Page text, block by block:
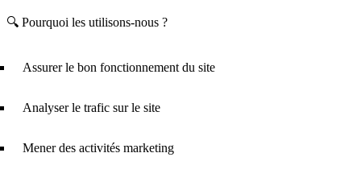
🔍 Pourquoi les utilisons-nous ?
Assurer le bon fonctionnement du site
Analyser le trafic sur le site
Mener des activités marketing